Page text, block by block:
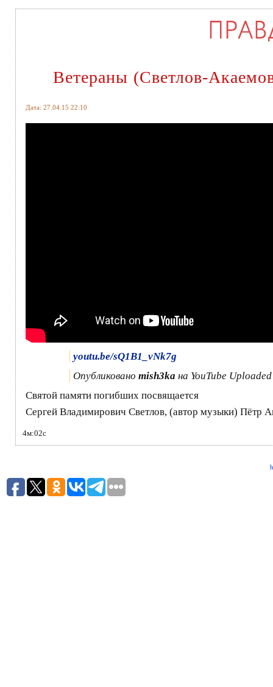
Ветераны (Светлов-
Дата: 27.04.15 22:10
youtu.be/sQ1B1_vNk7g
Опубликовано mish3ka на YouTube
Святой памяти погибших посвящается
Сергей Владимирович Светлов, (автор музыки) Пётр
4м:02с